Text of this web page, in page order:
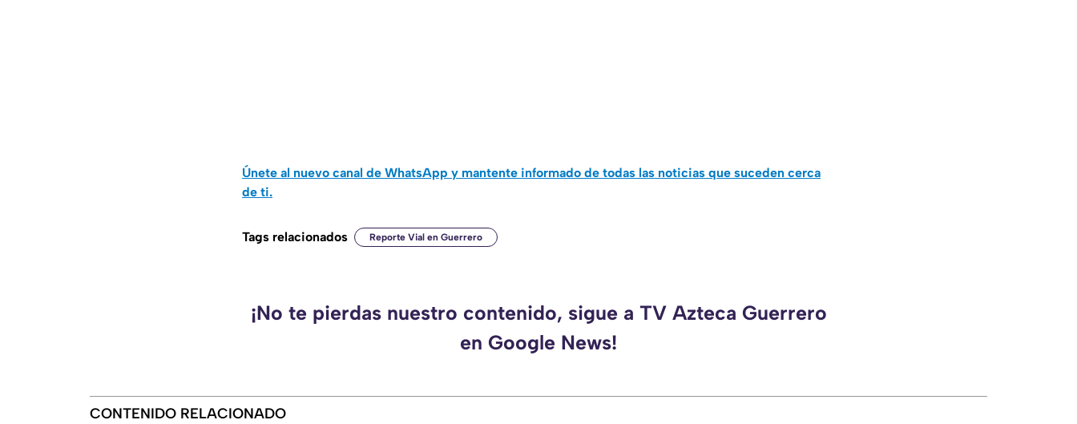
Únete al nuevo canal de WhatsApp y mantente informado de todas las noticias que suceden cerca
de ti.
Tags relacionados Reporte Vial en Guerrero
¡No te pierdas nuestro contenido, sigue a TV Azteca Guerrero
en Google News!
CONTENIDO RELACIONADO